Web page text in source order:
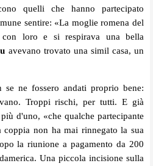
quelli che hanno partecipato
sentire: «La moglie romena del
con loro e si respirava una bella
avevano trovato una simil casa, un
ne fossero andati proprio bene:
Troppi rischi, per tutti. E già
d'uno, «che qualche partecipante
coppia non ha mai rinnegato la sua
la riunione a pagamento da 200
Una piccola incisione sulla